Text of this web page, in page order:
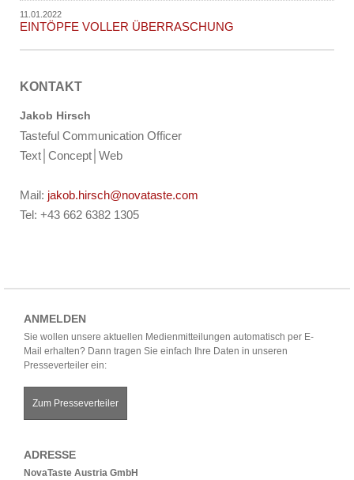
11.01.2022
EINTÖPFE VOLLER ÜBERRASCHUNG
KONTAKT
Jakob Hirsch
Tasteful Communication Officer
Text│Concept│Web
Mail: jakob.hirsch@novataste.com
Tel: +43 662 6382 1305
ANMELDEN
Sie wollen unsere aktuellen Medienmitteilungen automatisch per E-
Mail erhalten? Dann tragen Sie einfach Ihre Daten in unseren
Presseverteiler ein:
Zum Presseverteiler
ADRESSE
NovaTaste Austria GmbH